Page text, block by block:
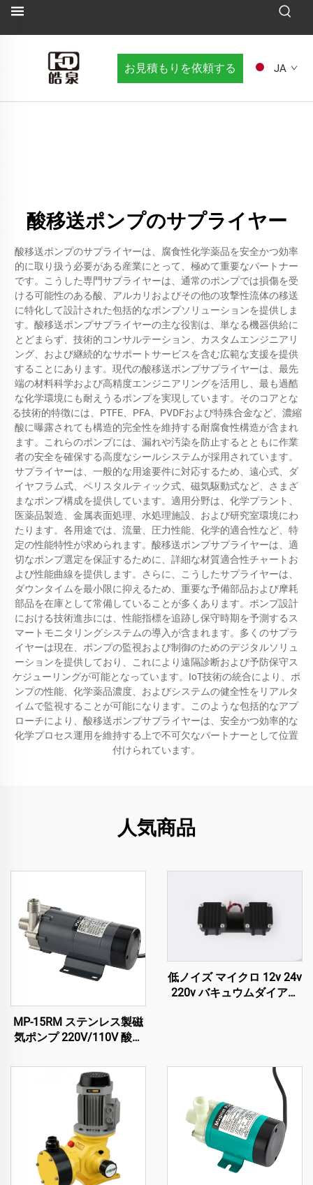
お見積もりを依頼する JA
酸移送ポンプのサプライヤー
酸移送ポンプのサプライヤーは、腐食性化学薬品を安全かつ効率
的に取り扱う必要がある産業にとって、極めて重要なパートナー
です。こうした専門サプライヤーは、通常のポンプでは損傷を受
ける可能性のある酸、アルカリおよびその他の攻撃性流体の移送
に特化して設計された包括的なポンプソリューションを提供しま
す。酸移送ポンプサプライヤーの主な役割は、単なる機器供給に
とどまらず、技術的コンサルテーション、カスタムエンジニアリ
ング、および継続的なサポートサービスを含む広範な支援を提供
することにあります。現代の酸移送ポンプサプライヤーは、最先
端の材料科学および高精度エンジニアリングを活用し、最も過酷
な化学環境にも耐えうるポンプを実現しています。そのコアとな
る技術的特徴には、PTFE、PFA、PVDFおよび特殊合金など、濃縮
酸に曝露されても構造的完全性を維持する耐腐食性構造が含まれ
ます。これらのポンプには、漏れや汚染を防止するとともに作業
者の安全を確保する高度なシールシステムが採用されています。
サプライヤーは、一般的な用途要件に対応するため、遠心式、ダ
イヤフラム式、ペリスタルティック式、磁気駆動式など、さまざ
まなポンプ構成を提供しています。適用分野は、化学プラント、
医薬品製造、金属表面処理、水処理施設、および研究室環境にわ
たります。各用途では、流量、圧力性能、化学的適合性など、特
定の性能特性が求められます。酸移送ポンプサプライヤーは、適
切なポンプ選定を保証するために、詳細な材質適合性チャートお
よび性能曲線を提供します。さらに、こうしたサプライヤーは、
ダウンタイムを最小限に抑えるため、重要な予備部品および摩耗
部品を在庫として常備していることが多くあります。ポンプ設計
における技術進歩には、性能指標を追跡し保守時期を予測するス
マートモニタリングシステムの導入が含まれます。多くのサプラ
イヤーは現在、ポンプの監視および制御のためのデジタルソリュ
ーションを提供しており、これにより遠隔診断および予防保守ス
ケジューリングが可能となっています。IoT技術の統合により、ポ
ンプの性能、化学薬品濃度、およびシステムの健全性をリアルタ
イムで監視することが可能になります。このような包括的なアプ
ローチにより、酸移送ポンプサプライヤーは、安全かつ効率的な
化学プロセス運用を維持する上で不可欠なパートナーとして位置
付けられています。
人気商品
MP-15RM ステンレス製磁
気ポンプ 220V/110V 酸化
低ノイズ マイクロ 12v 24v
220v バキュウムダイアフ